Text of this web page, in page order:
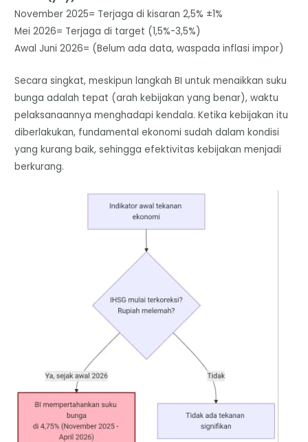
November 2025= Terjaga di kisaran 2,5% ±1%
Mei 2026= Terjaga di target (1,5%-3,5%)
Awal Juni 2026= (Belum ada data, waspada inflasi impor)
Secara singkat, meskipun langkah BI untuk menaikkan suku
bunga adalah tepat (arah kebijakan yang benar), waktu
pelaksanaannya menghadapi kendala. Ketika kebijakan itu
diberlakukan, fundamental ekonomi sudah dalam kondisi
yang kurang baik, sehingga efektivitas kebijakan menjadi
berkurang.